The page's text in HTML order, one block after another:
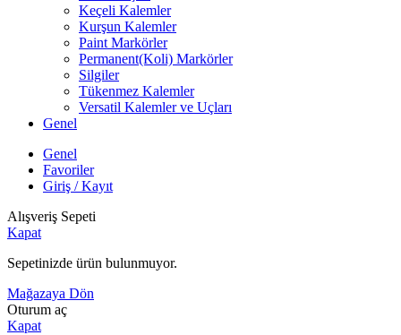
Keçeli Kalemler
Kurşun Kalemler
Paint Markörler
Permanent(Koli) Markörler
Silgiler
Tükenmez Kalemler
Versatil Kalemler ve Uçları
Genel
Genel
Favoriler
Giriş / Kayıt
Alışveriş Sepeti
Kapat
Sepetinizde ürün bulunmuyor.
Mağazaya Dön
Oturum aç
Kapat